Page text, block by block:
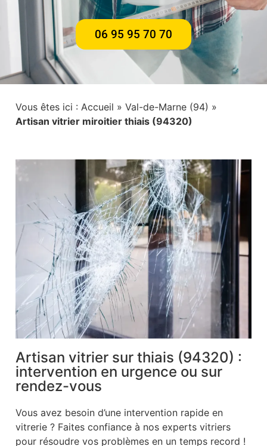
06 95 95 70 70
Vous êtes ici : Accueil » Val-de-Marne (94) »
Artisan vitrier miroitier thiais (94320)
Artisan vitrier sur thiais (94320) :
intervention en urgence ou sur
rendez-vous
Vous avez besoin d’une intervention rapide en
vitrerie ? Faites confiance à nos experts vitriers
pour résoudre vos problèmes en un temps record !